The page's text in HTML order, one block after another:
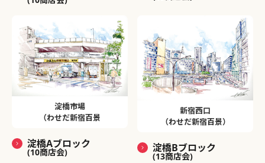
淀橋市場
（わせだ新宿百景
淀橋Aブロック
(10商店会)
新宿西口
（わせだ新宿百景）
淀橋Bブロック
(13商店会)